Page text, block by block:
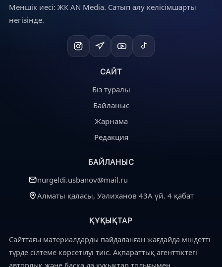
Меншік иесі: ЖК AN Media. Сатып алу келісімшарты
негізінде.
САЙТ
Біз туралы
Байланыс
Жарнама
Редакция
БАЙЛАНЫС
nurgeldi.usbanov@mail.ru
Алматы қаласы, Уәлиханов 43А үй. 4 қабат
ҚҰҚЫҚТАР
Сайттағы материалдарды пайдаланған жағдайда міндетті
түрде сілтеме көрсетілуі тиіс. Ақпараттық агенттіктегі